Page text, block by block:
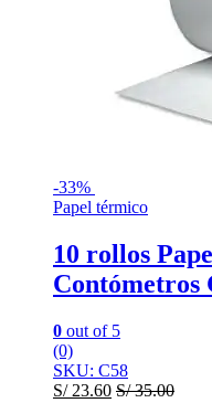
-33%
Papel térmico
10 rollos
Contómetros
0 out of 5
(0)
SKU: C58
S/23.60 S/35.00